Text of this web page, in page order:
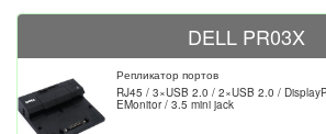
DELL PR03X
Репликатор портов
RJ45 / 3×USB 2.0 / 2×USB 2.0 /
EMonitor / 3.5 mini jack